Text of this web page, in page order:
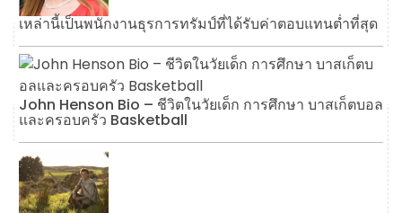
เหล่านี้เป็นพนักงานธุรการทรัมป์ที่ได้รับค่าตอบแทนต่ำที่สุด
John Henson Bio – ชีวิตในวัยเด็ก การศึกษา บาสเก็ตบอล
และครอบครัว Basketball